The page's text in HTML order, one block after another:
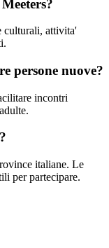
culturali, attivita'
persone nuove?
incontri
italiane. Le
per partecipare.